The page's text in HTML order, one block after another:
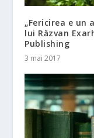
„Fericirea e un
lui Răzvan
Publishing
3 mai 2017